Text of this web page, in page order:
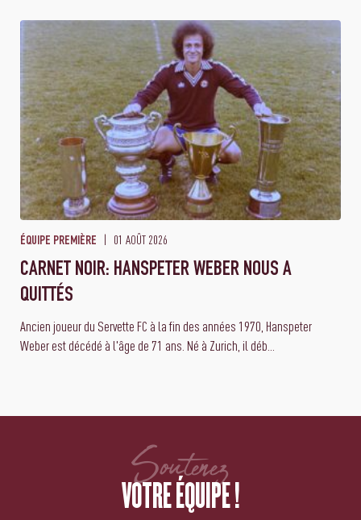
ÉQUIPE PREMIÈRE 01 AOÛT 2026
CARNET NOIR: HANSPETER WEBER NOUS A
QUITTÉS
Ancien joueur du Servette FC à la fin des années 1970, Hanspeter
Weber est décédé à l'âge de 71 ans. Né à Zurich, il déb...
Soutenez
VOTRE ÉQUIPE !